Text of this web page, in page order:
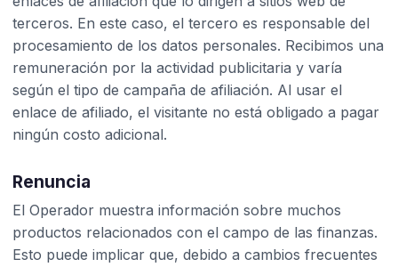
terceros. En este caso, el tercero es responsable del
procesamiento de los datos personales. Recibimos una
remuneración por la actividad publicitaria y varía
según el tipo de campaña de afiliación. Al usar el
enlace de afiliado, el visitante no está obligado a pagar
ningún costo adicional.
Renuncia
El Operador muestra información sobre muchos
productos relacionados con el campo de las finanzas.
Esto puede implicar que, debido a cambios frecuentes